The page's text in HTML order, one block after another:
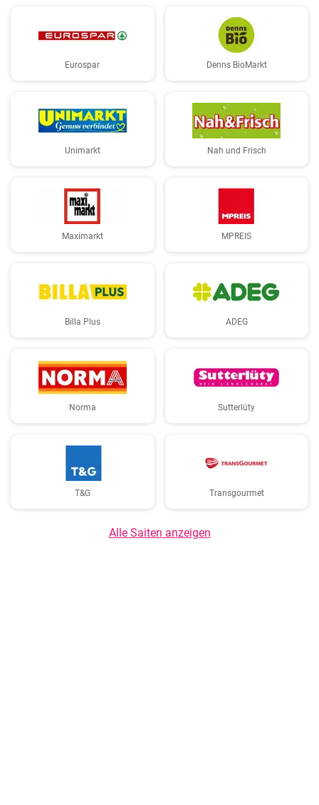
Eurospar Denns BioMarkt
Unimarkt Nah und Frisch
Maximarkt MPREIS
Billa Plus ADEG
Norma Sutterlüty
T&G Transgourmet
Alle Saiten anzeigen